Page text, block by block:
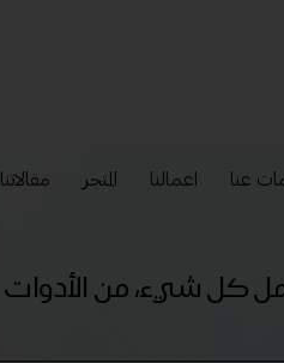
عنا اعمالنا المتجر مقالاتنا
كل شيء، من الأدوات